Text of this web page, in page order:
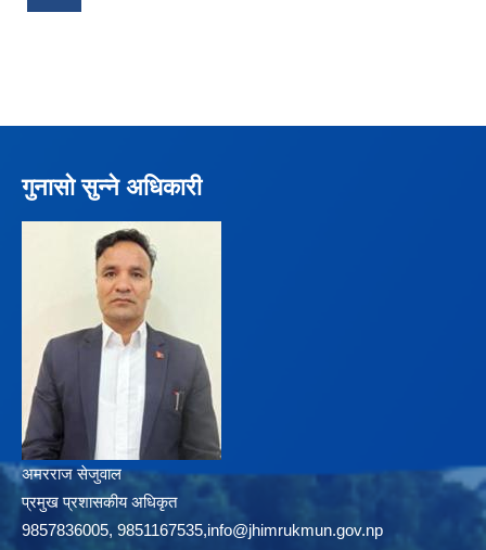
गुनासो सुन्ने अधिकारी
अमरराज सेजुवाल
प्रमुख प्रशासकीय अधिकृत
9857836005, 9851167535,info@jhimrukmun.gov.np